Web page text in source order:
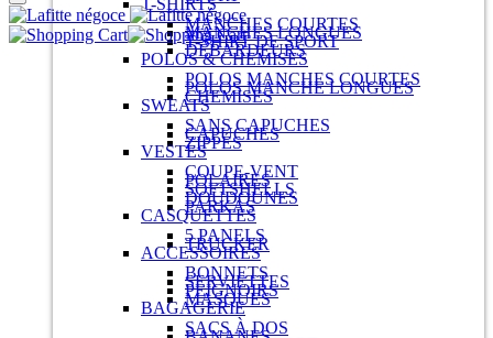
T-SHIRTS
MANCHES COURTES
MANCHES LONGUES
T-SHIRT DE SPORT
DÉBARDEURS
POLOS & CHEMISES
POLOS MANCHES COURTES
POLOS MANCHE LONGUES
CHEMISES
SWEATS
SANS CAPUCHES
CAPUCHES
ZIPPÉS
VESTES
COUPE-VENT
POLAIRES
SOFTSHELLS
DOUDOUNES
PARKAS
CASQUETTES
5 PANELS
TRUCKER
ACCESSOIRES
BONNETS
SERVIETTES
PEIGNOIRS
MASQUES
BAGAGERIE
SACS À DOS